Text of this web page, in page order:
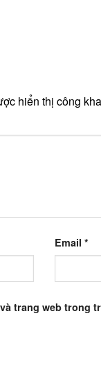
hiển thị công
Email *
trang web trong